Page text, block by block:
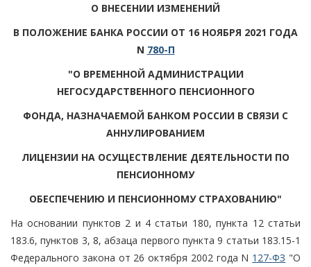
О ВНЕСЕНИИ ИЗМЕНЕНИЙ
В ПОЛОЖЕНИЕ БАНКА РОССИИ ОТ 16 НОЯБРЯ 2021 ГОДА
N 780-П
"О ВРЕМЕННОЙ АДМИНИСТРАЦИИ
НЕГОСУДАРСТВЕННОГО ПЕНСИОННОГО
ФОНДА, НАЗНАЧАЕМОЙ БАНКОМ РОССИИ В СВЯЗИ С
АННУЛИРОВАНИЕМ
ЛИЦЕНЗИИ НА ОСУЩЕСТВЛЕНИЕ ДЕЯТЕЛЬНОСТИ ПО
ПЕНСИОННОМУ
ОБЕСПЕЧЕНИЮ И ПЕНСИОННОМУ СТРАХОВАНИЮ"
На основании пунктов 2 и 4 статьи 180, пункта 12 статьи
183.6, пунктов 3, 8, абзаца первого пункта 9 статьи 183.15-1
Федерального закона от 26 октября 2002 года N 127-ФЗ "О